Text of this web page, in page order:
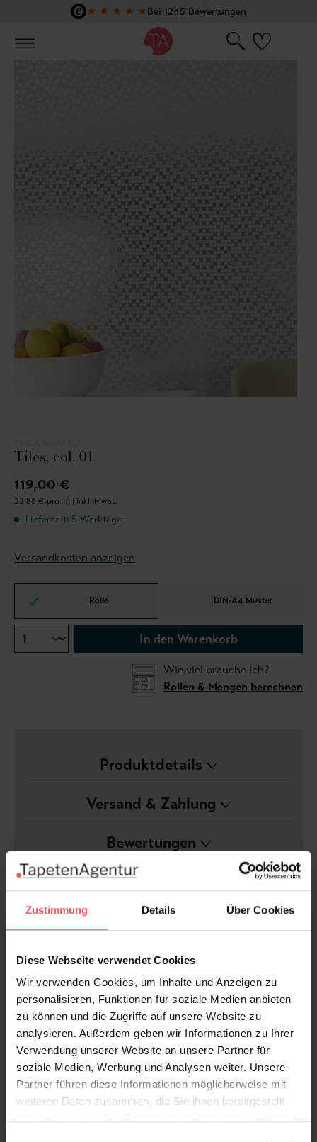
Zustimmung Details Über Cookies
Diese Webseite verwendet Cookies
Wir verwenden Cookies, um Inhalte und Anzeigen zu
personalisieren, Funktionen für soziale Medien anbieten
zu können und die Zugriffe auf unsere Website zu
analysieren. Außerdem geben wir Informationen zu Ihrer
Verwendung unserer Website an unsere Partner für
soziale Medien, Werbung und Analysen weiter. Unsere
Partner führen diese Informationen möglicherweise mit
weiteren Daten zusammen, die Sie ihnen bereitgestellt
Zum Hauptinhalt springen
★ ★ ★ ★ ★Bei 1245 Bewertungen
Tiles, col. 01
119,00 €
22,88 € pro m² | inkl. MwSt.
Lieferzeit: 5 Werktage
Versandkosten anzeigen
Rolle DIN-A4 Muster
In den Warenkorb
Wie viel brauche ich?
Rollen & Mengen berechnen
Produktdetails
Versand & Zahlung
Bewertungen
Sie haben Fragen zum Produkt?
+49 (0)221 932 81 82
Produktgalerie überspringen
Varianten